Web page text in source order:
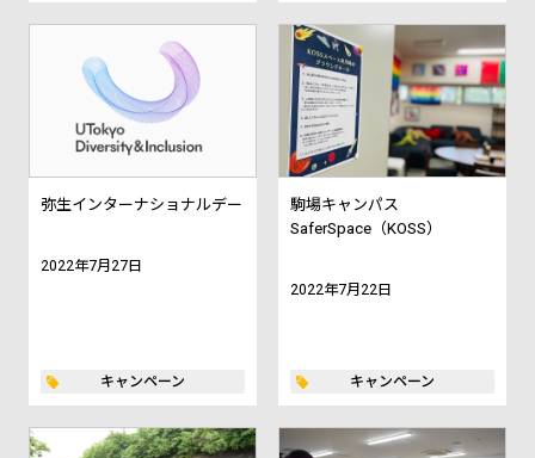
弥生インターナショナルデー
2022年7月27日
キャンペーン
駒場キャンパス
SaferSpace（KOSS）
2022年7月22日
キャンペーン